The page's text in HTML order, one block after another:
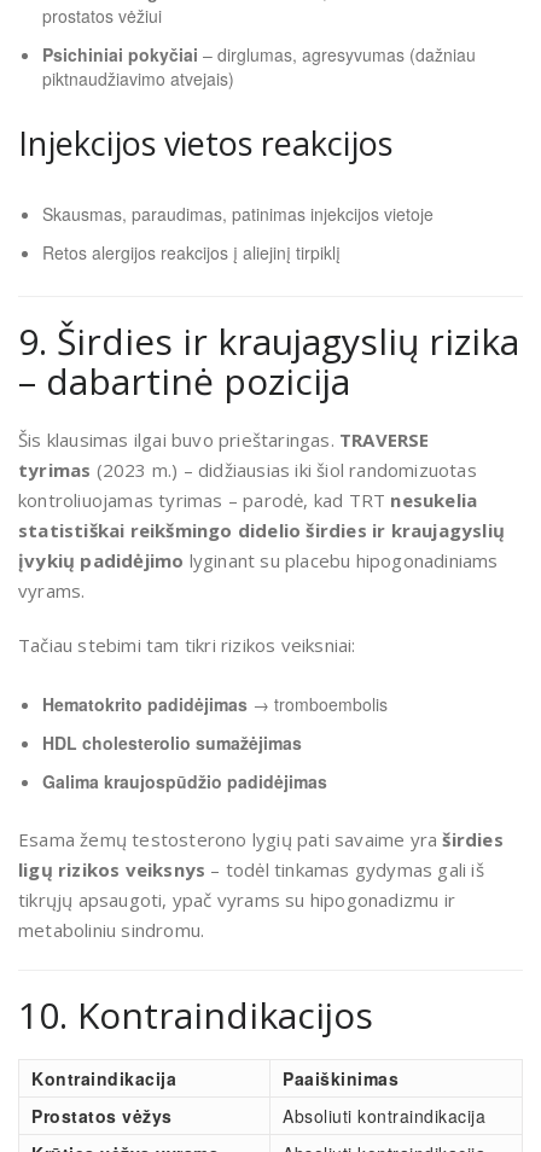
prostatos vėžiui
Psichiniai pokyčiai – dirglumas, agresyvumas (dažniau
piktnaudžiavimo atvejais)
Injekcijos vietos reakcijos
Skausmas, paraudimas, patinimas injekcijos vietoje
Retos alergijos reakcijos į aliejinį tirpiklį
9. Širdies ir kraujagyslių rizika
– dabartinė pozicija
Šis klausimas ilgai buvo prieštaringas. TRAVERSE
tyrimas (2023 m.) – didžiausias iki šiol randomizuotas
kontroliuojamas tyrimas – parodė, kad TRT nesukelia
statistiškai reikšmingo didelio širdies ir kraujagyslių
įvykių padidėjimo lyginant su placebu hipogonadiniams
vyrams.
Tačiau stebimi tam tikri rizikos veiksniai:
Hematokrito padidėjimas → tromboembolis
HDL cholesterolio sumažėjimas
Galima kraujospūdžio padidėjimas
Esama žemų testosterono lygių pati savaime yraširdies
ligų rizikos veiksnys – todėl tinkamas gydymas gali iš
tikrųjų apsaugoti, ypač vyrams su hipogonadizmu ir
metaboliniu sindromu.
10. Kontraindikacijos
Kontraindikacija
Paaiškinimas
Prostatos vėžys
Absoliuti kontraindikacija